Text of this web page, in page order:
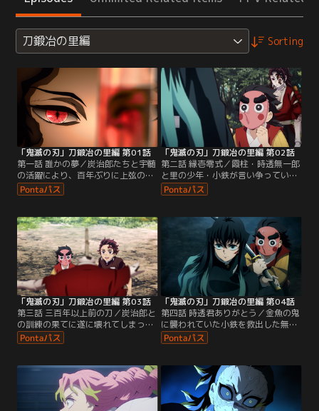
刀鍛冶の里編 Sorting
「鬼滅の刃」刀鍛冶の里編 第01話
第一話 誰かの夢／炭治郎たちと宇髄
の活躍により、百年ぶりに上弦の鬼
が倒された。その事実は鬼殺隊のみ
ならず、鬼舞辻無惨の元に呼び出さ
いた。一方、蝶屋敷で療養生活を送
る炭治郎だったが、刃毀れが原因で
刀鍛冶・鋼鐵塚を怒らせてしまった
ことを知り…。※鬼舞辻の「辻」は
「一点しんにょう」が正しい表記。
「鬼滅の刃」刀鍛冶の里編 第02話
第二話 縁壱零式／霞柱・時透無一郎
と里の少年・小鉄が言い争っている
場に遭遇した炭治郎。無一郎は小鉄
に「とある鍵」を渡すよう迫ってい
も、無一郎は全く聞く耳を持たな
い。小鉄曰く、その鍵は実在の剣士
の動きを再現した戦闘用絡繰人形・
縁壱零式を動かすためのもので--。
「鬼滅の刃」刀鍛冶の里編 第03話
第三話 三百年以上前の刀／炭治郎と
の訓練の果てに遂に壊れてしまった
縁壱零式だが、その中から三百年以
上前の刀が現れる。小鉄は刀を炭治
ていた。そこに、鋼鐵塚が現れ、鋼
鐵塚家に伝わる過酷な研磨術を行う
ため刀を持ち去っていく。一方、里
には鬼の気配が近づいていた……。
「鬼滅の刃」刀鍛冶の里編 第04話
第四話 時透君ありがとう／金魚の鬼
に襲われていた小鉄を救出した無一
郎。危機迫る里へ急ごうとするが、
小鉄から頼まれ鋼鐵塚と鉄穴森の救
郎、禰豆子、玄弥は4体に分裂した
鬼と対峙していた。一人引き離され
た炭治郎は、「喜」の文字を持つ鬼
と紙一重の戦いを続けるが……。